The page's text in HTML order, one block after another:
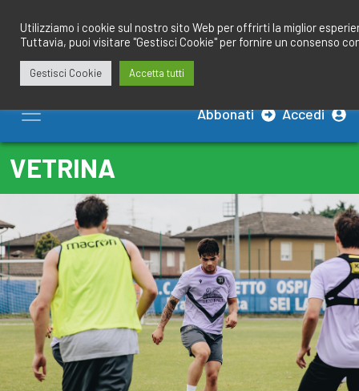
contenuto
Abbonati Accedi
VETRINA
Utilizziamo i cookie sul nostro sito Web per offrirti la miglior
Tuttavia, puoi visitare "Gestisci Cookie" per fornire un consenso
Gestisci Cookie Accetta tutti